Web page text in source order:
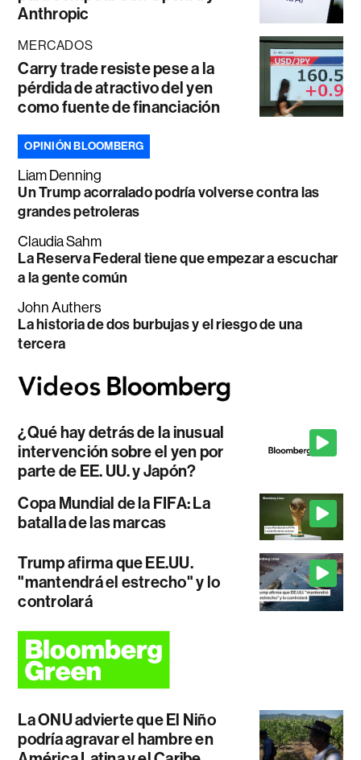
Anthropic
MERCADOS
Carry trade resiste pese a la
pérdida de atractivo del yen
como fuente de financiación
OPINIÓN BLOOMBERG
Liam Denning
Un Trump acorralado podría volverse contra las
grandes petroleras
Claudia Sahm
La Reserva Federal tiene que empezar a escuchar
a la gente común
John Authers
La historia de dos burbujas y el riesgo de una
tercera
¿Qué hay detrás de la inusual
intervención sobre el yen por
parte de EE. UU. y Japón?
Copa Mundial de la FIFA: La
batalla de las marcas
Trump afirma que EE.UU.
"mantendrá el estrecho" y lo
controlará
La ONU advierte que El Niño
podría agravar el hambre en